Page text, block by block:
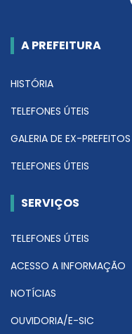
A PREFEITURA
HISTÓRIA
TELEFONES ÚTEIS
GALERIA DE EX-PREFEITOS
TELEFONES ÚTEIS
SERVIÇOS
TELEFONES ÚTEIS
ACESSO A INFORMAÇÃO
NOTÍCIAS
OUVIDORIA/E-SIC